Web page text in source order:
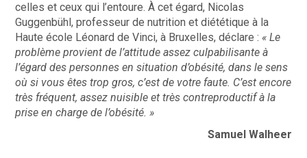
celles et ceux qui l’entoure. À cet égard, Nicolas
Guggenbühl, professeur de nutrition et diététique à la
Haute école Léonard de Vinci, à Bruxelles, déclare : « Le
problème provient de l’attitude assez culpabilisante à
l’égard des personnes en situation d’obésité, dans le sens
où si vous êtes trop gros, c’est de votre faute. C’est encore
très fréquent, assez nuisible et très contreproductif à la
prise en charge de l’obésité. »
Samuel Walheer